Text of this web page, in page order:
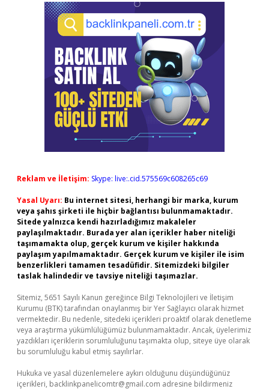
Reklam ve İletişim: Skype: live:.cid.575569c608265c69
Yasal Uyarı: Bu internet sitesi, herhangi bir marka, kurum
veya şahıs şirketi ile hiçbir bağlantısı bulunmamaktadır.
Sitede yalnızca kendi hazırladığımız makaleler
paylaşılmaktadır. Burada yer alan içerikler haber niteliği
taşımamakta olup, gerçek kurum ve kişiler hakkında
paylaşım yapılmamaktadır. Gerçek kurum ve kişiler ile isim
benzerlikleri tamamen tesadüfidir. Sitemizdeki bilgiler
taslak halindedir ve tavsiye niteliği taşımazlar.
Sitemiz, 5651 Sayılı Kanun gereğince Bilgi Teknolojileri ve İletişim
Kurumu (BTK) tarafından onaylanmış bir Yer Sağlayıcı olarak hizmet
vermektedir. Bu nedenle, sitedeki içerikleri proaktif olarak denetleme
veya araştırma yükümlülüğümüz bulunmamaktadır. Ancak, üyelerimiz
yazdıkları içeriklerin sorumluluğunu taşımakta olup, siteye üye olarak
bu sorumluluğu kabul etmiş sayılırlar.
Hukuka ve yasal düzenlemelere aykırı olduğunu düşündüğünüz
içerikleri, backlinkpanelicomtr@gmail.com adresine bildirmeniz